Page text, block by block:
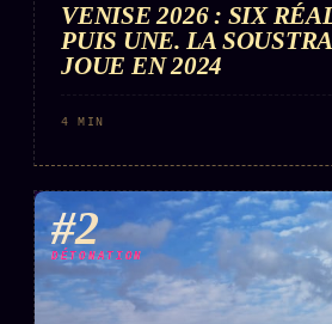
Business
FAQ
llms.txt
VENISE 2026 : SIX
PUIS UNE. LA
JOUE EN 2024
4 MIN
#2
DÉTONATION